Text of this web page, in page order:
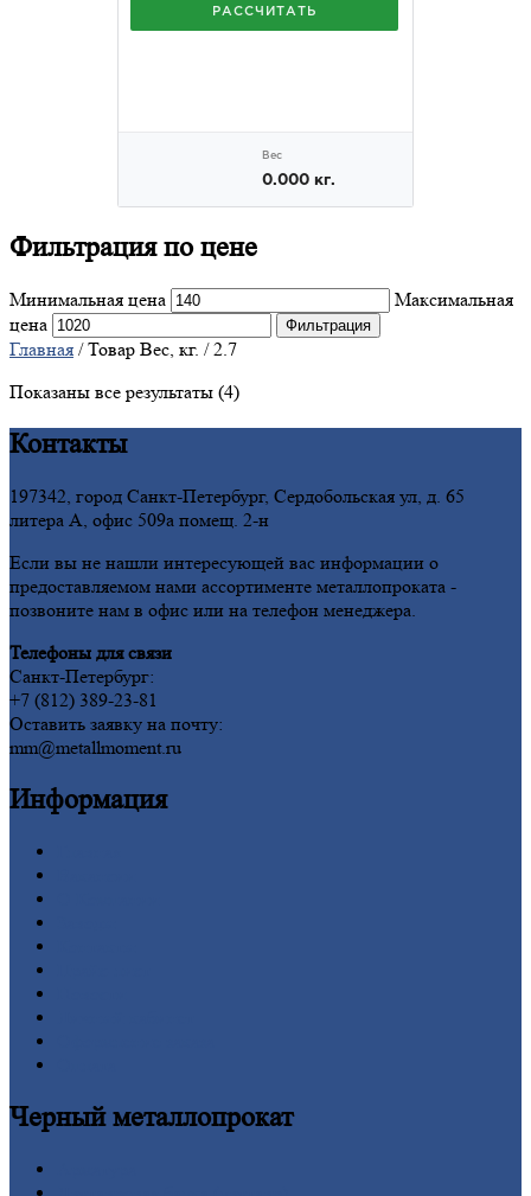
Фильтрацияпо цене
Минимальная цена
Максимальная
цена
Фильтрация
Главная / Товар Вес, кг. / 2.7
Показаны все результаты (4)
Контакты
197342, город Санкт-Петербург, Сердобольская ул, д. 65
литера А, офис 509а помещ. 2-н
Если вы не нашли интересующей вас информации о
предоставляемом нами ассортименте металлопроката -
позвоните нам в офис или на телефон менеджера.
Телефоны для связи
Санкт-Петербург:
+7 (812) 389-23-81
Оставить заявку на почту:
mm@metallmoment.ru
Информация
Черныйметаллопрокат